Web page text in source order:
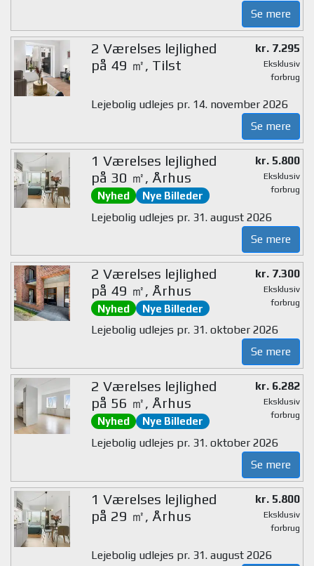
Se mere
2 Værelses lejlighed
på 49 ㎡, Tilst
kr. 7.295
Eksklusiv
forbrug
Lejebolig udlejes pr. 14. november 2026
Se mere
1 Værelses lejlighed
på 30 ㎡, Århus
Nyhed Nye Billeder
kr. 5.800
Eksklusiv
forbrug
Lejebolig udlejes pr. 31. august 2026
Se mere
2 Værelses lejlighed
på 49 ㎡, Århus
Nyhed Nye Billeder
kr. 7.300
Eksklusiv
forbrug
Lejebolig udlejes pr. 31. oktober 2026
Se mere
2 Værelses lejlighed
på 56 ㎡, Århus
Nyhed Nye Billeder
kr. 6.282
Eksklusiv
forbrug
Lejebolig udlejes pr. 31. oktober 2026
Se mere
1 Værelses lejlighed
på 29 ㎡, Århus
kr. 5.800
Eksklusiv
forbrug
Lejebolig udlejes pr. 31. august 2026